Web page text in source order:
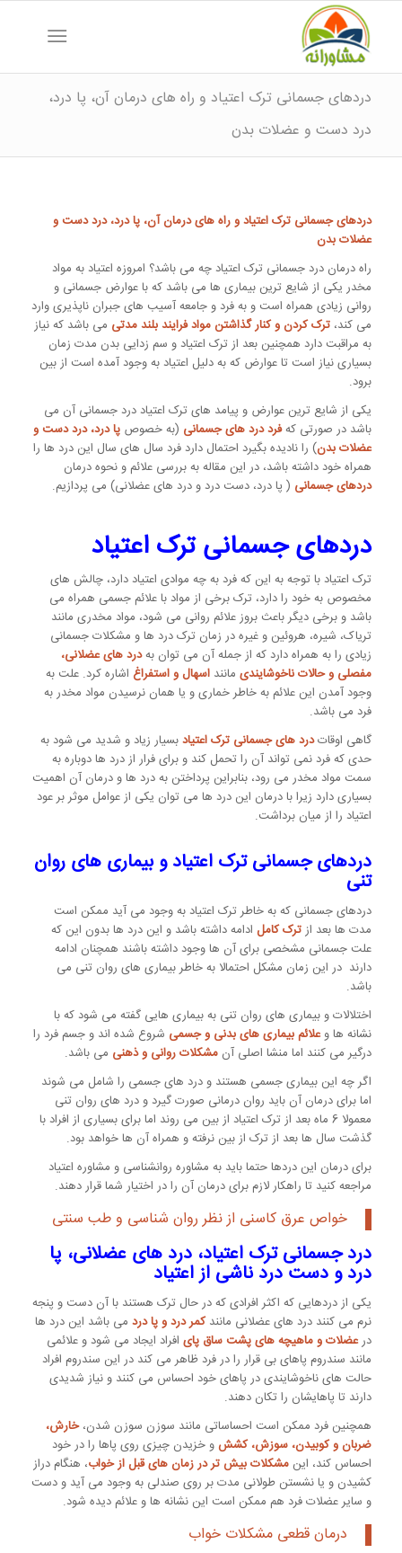
دردهای جسمانی ترک اعتیاد و راه های درمان آن، پا درد،
درد دست و عضلات بدن
دردهای جسمانی ترک اعتیاد و راه های درمان آن، پا درد، درد دست و
عضلات بدن
راه درمان درد جسمانی ترک اعتیاد چه می باشد؟ امروزه اعتیاد به مواد
مخدر یکی از شایع ترین بیماری ها می باشد که با عوارض جسمانی و
روانی زیادی همراه است و به فرد و جامعه آسیب های جبران ناپذیری وارد
می کند، ترک کردن و کنار گذاشتن مواد فرایند بلند مدتی می باشد که نیاز
به مراقبت دارد همچنین بعد از ترک اعتیاد و سم زدایی بدن مدت زمان
بسیاری نیاز است تا عوارض که به دلیل اعتیاد به وجود آمده است از بین
برود.
یکی از شایع ترین عوارض و پیامد های ترک اعتیاد درد جسمانی آن می
باشد در صورتی کهفرد درد های جسمانی (به خصوص پا درد، درد دست و
عضلات بدن) را نادیده بگیرد احتمال دارد فرد سال های سال این درد ها را
همراه خود داشته باشد، در این مقاله به بررسی علائم و نحوه درمان
دردهای جسمانی ( پا درد، دست درد و درد های عضلانی) می پردازیم.
دردهای جسمانی ترک اعتیاد
ترک اعتیاد با توجه به این که فرد به چه موادی اعتیاد دارد، چالش های
مخصوص به خود را دارد، ترک برخی از مواد با علائم جسمی همراه می
باشد و برخی دیگر باعث بروز علائم روانی می شود، مواد مخدری مانند
تریاک، شیره، هروئین و غیره در زمان ترک درد ها و مشکلات جسمانی
زیادی را به همراه دارد که از جمله آن می توان بهدرد های عضلانی،
مفصلی و حالات ناخوشایندیمانند اسهال و استفراغ اشاره کرد. علت به
وجود آمدن این علائم به خاطر خماری و یا همان نرسیدن مواد مخدر به
فرد می باشد.
گاهی اوقاتدرد های جسمانی ترک اعتیادبسیار زیاد و شدید می شود به
حدی که فرد نمی تواند آن را تحمل کند و برای فرار از درد ها دوباره به
سمت مواد مخدر می رود، بنابراین پرداختن به درد ها و درمان آن اهمیت
بسیاری دارد زیرا با درمان این درد ها می توان یکی از عوامل موثر بر عود
اعتیاد را از میان برداشت.
دردهای جسمانی ترک اعتیاد و بیماری های روان
تنی
دردهای جسمانی که به خاطر ترک اعتیاد به وجود می آید ممکن است
مدت ها بعد ازترک کاملادامه داشته باشد و این درد ها بدون این که
علت جسمانی مشخصی برای آن ها وجود داشته باشند همچنان ادامه
دارند در این زمان مشکل احتمالا به خاطر بیماری های روان تنی می
باشد.
اختلالات و بیماری های روان تنی به بیماری هایی گفته می شود که با
نشانه ها وعلائم بیماری های بدنی و جسمی شروع شده اند و جسم فرد را
درگیر می کنند اما منشا اصلی آن مشکلات روانی و ذهنی می باشد.
اگر چه این بیماری جسمی هستند و درد های جسمی را شامل می شوند
اما برای درمان آن باید روان درمانی صورت گیرد و درد های روان تنی
معمولا 6 ماه بعد از ترک اعتیاد از بین می روند اما برای بسیاری از افراد با
گذشت سال ها بعد از ترک از بین نرفته و همراه آن ها خواهد بود.
برای درمان این دردها حتما باید به مشاوره روانشناسی و مشاوره اعتیاد
مراجعه کنید تا راهکار لازم برای درمان آن را در اختیار شما قرار دهند.
خواص عرق کاسنی از نظر روان شناسی و طب سنتی
درد جسمانی ترک اعتیاد، درد های عضلانی، پا
درد و دست درد ناشی از اعتیاد
یکی از دردهایی که اکثر افرادی که در حال ترک هستند با آن دست و پنجه
نرم می کنند درد های عضلانی مانندکمر درد و پا دردمی باشد این درد ها
درعضلات و ماهیچه های پشت ساق پایافراد ایجاد می شود و علائمی
مانند سندروم پاهای بی قرار را در فرد ظاهر می کند در این سندروم افراد
حالت های ناخوشایندی در پاهای خود احساس می کنند و نیاز شدیدی
دارند تا پاهایشان را تکان دهند.
همچنین فرد ممکن است احساساتی مانند سوزن سوزن شدن،خارش،
ضربان و کوبیدن، سوزش، کشش و خزیدن چیزی روی پاها را در خود
احساس کند، این مشکلات بیش تر در زمان های قبل از خواب، هنگام دراز
کشیدن و یا نشستن طولانی مدت بر روی صندلی به وجود می آید و دست
و سایر عضلات فرد هم ممکن است این نشانه ها و علائم دیده شود.
درمان قطعی مشکلات خواب